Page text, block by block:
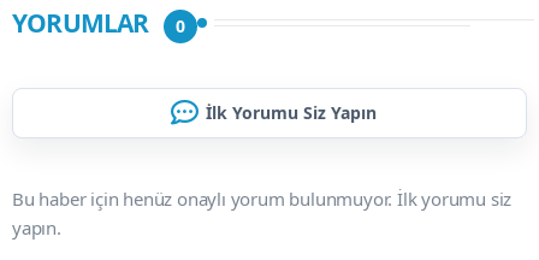
YORUMLAR 0
İlk Yorumu Siz Yapın
Bu haber için henüz onaylı yorum bulunmuyor. İlk yorumu siz
yapın.